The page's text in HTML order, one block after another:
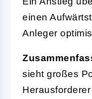
einen
Anleger
sieht großes